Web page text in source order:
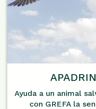
Ayuda a un animal
con GREFA la